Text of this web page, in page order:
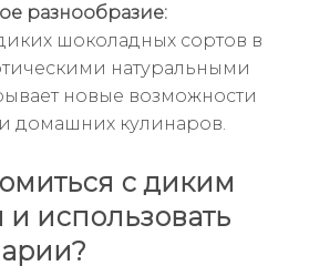
разнообразие:
шоколадных сортов в
натуральными
новые возможности
домашних кулинаров.
с диким
использовать